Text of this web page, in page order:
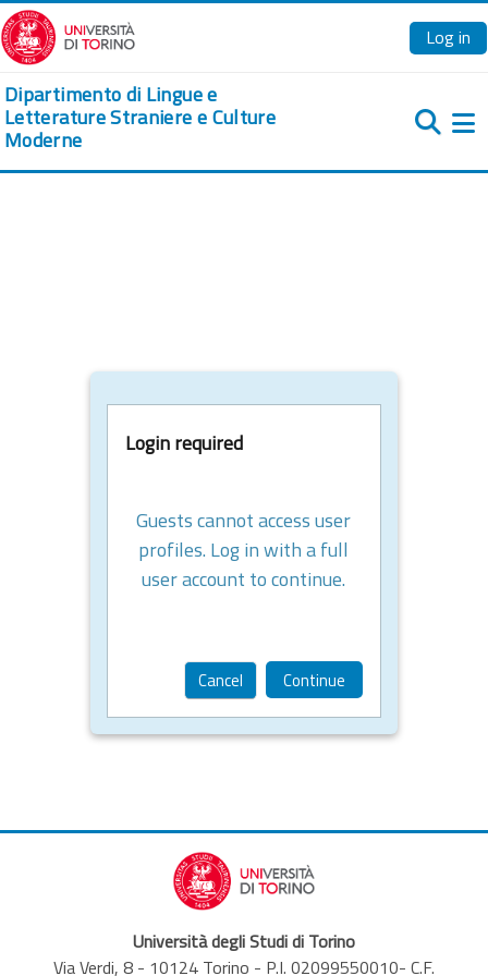
Skip to main content
Log in
Dipartimento di Lingue e
Letterature Straniere e Culture
Moderne
Login required
Guests cannot access user
profiles. Log in with a full
user account to continue.
Cancel Continue
Università degli Studi di Torino
Via Verdi, 8 - 10124 Torino - P.I. 02099550010- C.F.